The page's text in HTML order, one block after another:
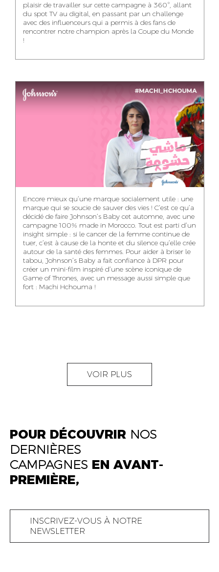
MERYEM OUALHAN
TRAFFIC MANAGER
JABRI AHMED
GRAPHIC
DESIGNER
WISSAL KHALIFI
INFLUENCE
MANAGER
ABDELHAQ
HOUMALY
ILYASS EL ADANI
ART DIRECTOR
MAHA SAKOUT
HEAD OF SOCIAL &
CONTENT
KHADIJA RACHID
AYOUB HAMMOUDI
MOTION DESIGNER
SAWSANE LAHBIBI
PRODUCTION
DIRECTOR
ZAKARIA BENNANI
TRAFFIC MANAGER
NOUR-ELHOUDA
YOUBI IDRISSI
PROJECT
MANAGER
ABDELLATIF
KAOUKAB
AGENT
ADMINISTRATIF
DOUNIA LAHLOU
DIGITAL MANAGER
MOURAD LABHAR
AGENT
ADMINISTRATIF ET
LOGISTIQUE
NEAMA ALILOU
COMMUNITY
MANAGER
GHITA SFINY
DIGITAL MANAGER
MOSTAFA QROUNI
SENIOR
ACCOUNTANT
ACHRAF SAJID
ART DIRECTOR
OUMAIMA HABIBA
STOREKEEPER
plaisir de travailler sur cette campagne à 360°, allant
du spot TV au digital, en passant par un challenge
avec des influenceurs qui a permis à des fans de
rencontrer notre champion après la Coupe du Monde
!
Encore mieux qu’une marque socialement utile : une
marque qui se soucie de sauver des vies ! C’est ce qu’a
décidé de faire Johnson’s Baby cet automne, avec une
campagne 100% made in Morocco. Tout est parti d’un
insight simple : si le cancer de la femme continue de
tuer, c’est à cause de la honte et du silence qu’elle crée
autour de la santé des femmes. Pour aider à briser le
tabou, Johnson’s Baby a fait confiance à DPR pour
créer un mini-film inspiré d’une scène iconique de
Game of Thrones, avec un message aussi simple que
fort : Machi Hchouma !
VOIR PLUS
POUR DÉCOUVRIR NOS
DERNIÈRES
CAMPAGNES EN AVANT-
PREMIÈRE,
INSCRIVEZ-VOUS À NOTRE
NEWSLETTER